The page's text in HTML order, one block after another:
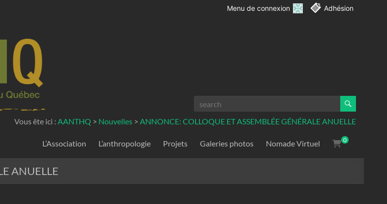
Menu de connexion Adhésion
Vous ête ici : AANTHQ > Nouvelles > ANNONCE: COLLOQUE ET ASSEMBLÉE GÉNÉRALE ANUELLE
0
L’Association L’anthropologie Projets Galeries photos Nomade Virtuel
ANUELLE